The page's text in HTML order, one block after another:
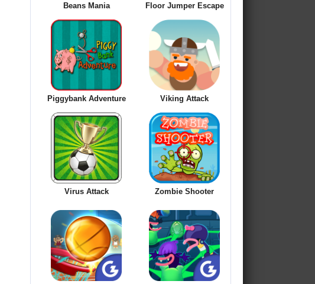
Beans Mania Floor Jumper Escape
Piggybank Adventure Viking Attack
Virus Attack Zombie Shooter